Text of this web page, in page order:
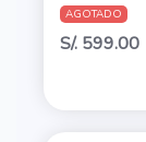
AGOTADO
S/. 599.00